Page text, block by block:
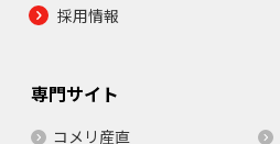
採用情報
専門サイト
コメリ産直